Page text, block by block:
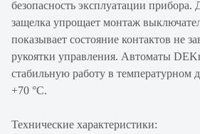
безопасность эксплуатации прибора.
защелка упрощает монтаж
показывает состояние контактов не
рукоятки управления. Автоматы
стабильную работу в температурном
+70 °С.
Технические характеристики: